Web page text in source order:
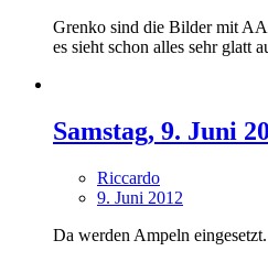
Grenko sind die Bilder mit
es sieht schon alles sehr glatt
Samstag, 9. Juni
Riccardo
9. Juni 2012
Da werden Ampeln eingesetzt.